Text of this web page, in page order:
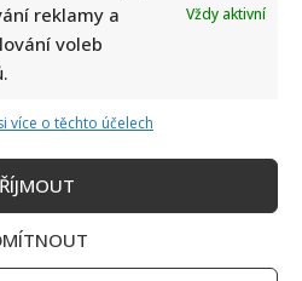
reklamy a
voleb
Vždy aktivní
více o těchto účelech